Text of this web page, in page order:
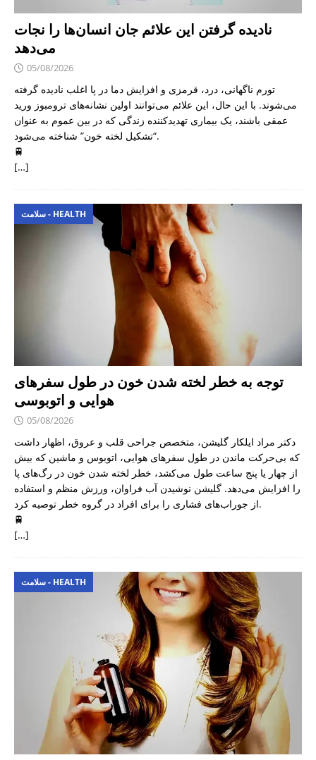
نادیده گرفتن این علائم جان انسان‌ها را نجات
می‌دهد
05/08/2026
تورم ناگهانی، درد، قرمزی و افزایش دما در پا اغلب نادیده گرفته
می‌شوند. با این حال، این علائم می‌توانند اولین نشانه‌های ترومبوز ورید
عمقی باشند، یک بیماری تهدیدکننده زندگی که در بین عموم به عنوان
“تشکیل لخته خون” شناخته می‌شود.
🚆
[…]
سلامت - HEALTH
توجه به خطر لخته شدن خون در طول سفرهای
هوایی و اتوبوسی
05/08/2026
دکتر مراد ایلکار گلیشن، متخصص جراحی قلب و عروق، اظهار داشت
که بی‌حرکت ماندن در طول سفرهای هوایی، اتوبوس و ماشین که بیش
از چهار یا پنج ساعت طول می‌کشد، خطر لخته شدن خون در رگ‌های پا
را افزایش می‌دهد. گلیشن نوشیدن آب فراوان، ورزش منظم و استفاده
از جوراب‌های فشاری را برای افراد در گروه خطر توصیه کرد.
🚆
[…]
سلامت - HEALTH